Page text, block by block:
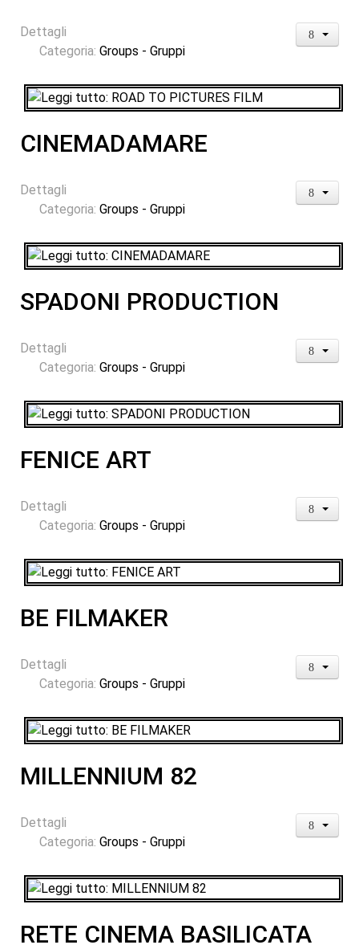
Dettagli
Categoria: Groups - Gruppi
CINEMADAMARE
Dettagli
Categoria: Groups - Gruppi
SPADONI PRODUCTION
Dettagli
Categoria: Groups - Gruppi
FENICE ART
Dettagli
Categoria: Groups - Gruppi
BE FILMAKER
Dettagli
Categoria: Groups - Gruppi
MILLENNIUM 82
Dettagli
Categoria: Groups - Gruppi
RETE CINEMA BASILICATA